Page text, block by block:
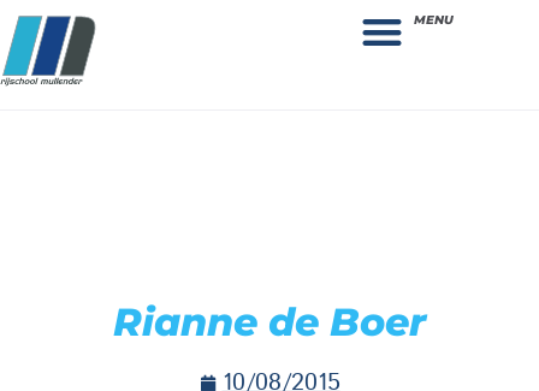
MENU
Rianne de Boer
10/08/2015